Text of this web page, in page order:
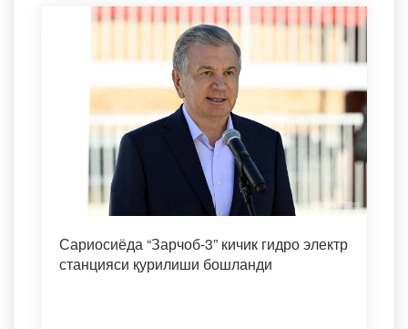
Сариосиёда “Зарчоб-3” кичик гидро электр
станцияси қурилиши бошланди